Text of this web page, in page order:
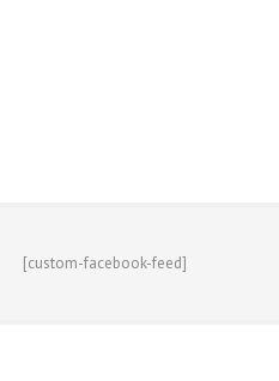
[custom-facebook-feed]